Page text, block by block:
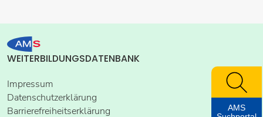
WEITERBILDUNGSDATENBANK
Impressum
Datenschutzerklärung
Barrierefreiheitserklärung
AMS